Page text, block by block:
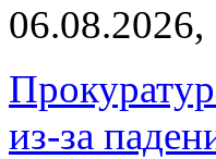
06.08.2026,
из-за